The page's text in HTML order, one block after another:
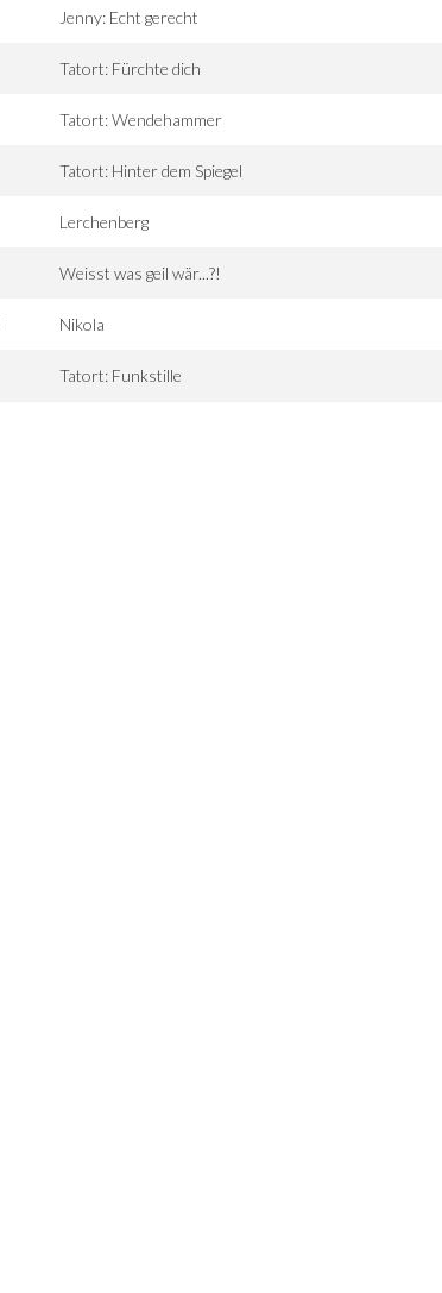
Jenny: Echt gerecht
Tatort: Fürchte dich
Tatort: Wendehammer
Tatort: Hinter dem Spiegel
Lerchenberg
Weisst was geil wär...?!
Nikola
Tatort: Funkstille